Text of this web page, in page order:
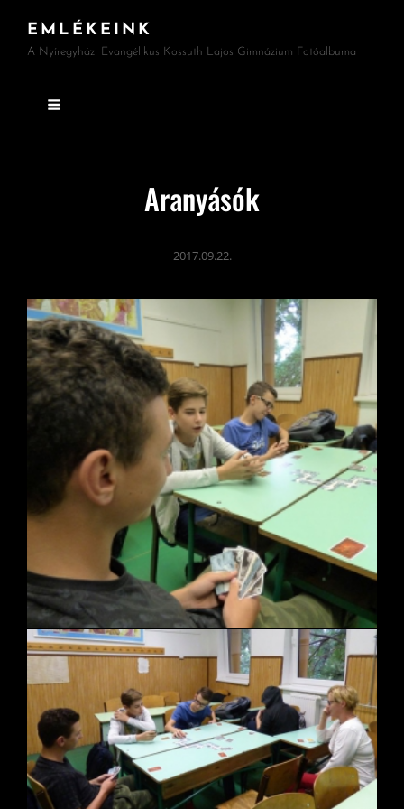
EMLÉKEINK
A Nyíregyházi Evangélikus Kossuth Lajos Gimnázium Fotóalbuma
Aranyásók
2017.09.22.